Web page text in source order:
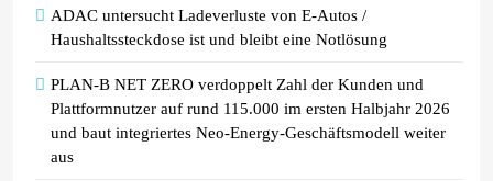
ADAC untersucht Ladeverluste von E-Autos /
Haushaltssteckdose ist und bleibt eine Notlösung
PLAN-B NET ZERO verdoppelt Zahl der Kunden und
Plattformnutzer auf rund 115.000 im ersten Halbjahr 2026
und baut integriertes Neo-Energy-Geschäftsmodell weiter
aus